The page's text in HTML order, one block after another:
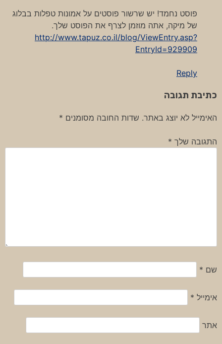
פוסט נחמד! יש שרשור פוסטים על אמונות טפלות בבלוג
של מיקה, אתה מוזמן לצרף את הפוסט שלך.
http://www.tapuz.co.il/blog/ViewEntry.asp?
EntryId=929909
Reply
כתיבת תגובה
האימייל לא יוצג באתר. שדות החובה מסומנים *
התגובה שלך *
שם *
אימייל *
אתר